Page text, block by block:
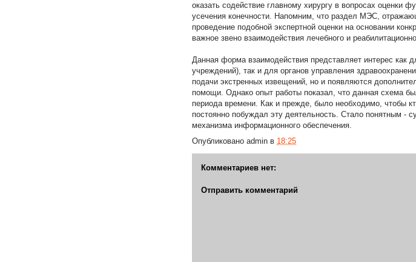
оказать содействие главному хирургу в вопросах оценки
усечения конечности. Напомним, что раздел МЭС,
проведение подобной экспертной оценки на основании
важное звено взаимодействия лечебного и
Данная форма взаимодействия представляет интерес как
учреждений), так и для органов управления
подачи экстренных извещений, но и появляются
помощи. Однако опыт работы показал, что данная схема
периода времени. Как и прежде, было необходимо, чтобы
постоянно побуждал эту деятельность. Стало понятным -
механизма информационного обеспечения.
Опубликовано admin в 18:25
Комментариев нет:
Отправить комментарий